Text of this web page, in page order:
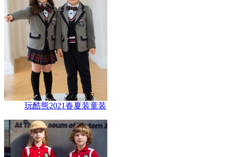
玩酷熊2021春夏装童装